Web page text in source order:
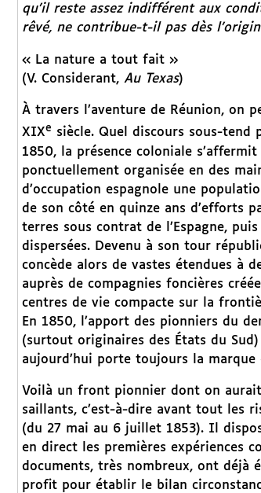
qu’il reste assez indifférent aux
rêvé, ne contribue-t-il pas dès
« La nature a tout fait »
(V. Considerant, Au Texas)
À travers l’aventure de Réunion, on
XIXe siècle. Quel discours sous-
1850, la présence coloniale
ponctuellement organisée en des
d’occupation espagnole une
de son côté en quinze ans d’efforts
terres sous contrat de l’Espagne,
dispersées. Devenu à son tour
concède alors de vastes étendues à
auprès de compagnies foncières
centres de vie compacte sur la
En 1850, l’apport des pionniers du
(surtout originaires des États du
aujourd’hui porte toujours la
Voilà un front pionnier dont on
saillants, c’est-à-dire avant tout les
(du 27 mai au 6 juillet 1853). Il
en direct les premières expériences
documents, très nombreux, ont déjà
profit pour établir le bilan